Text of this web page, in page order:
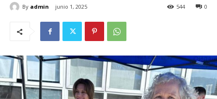
By admin junio 1, 2025 0
544